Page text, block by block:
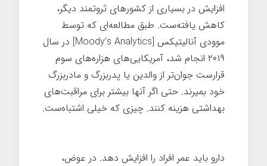
افزایش در بسیاری از کشورهای ثروتمند دیگر،
کاهش یافته‌ست. طبق مطالعه‌ای که توسط
موودی آنالیتیکس [Moody’s Analytics] در سال
۲۰۱۹ انجام شد، آمریکایی‌های هزاره‌های سوم
قرارست جوان‌تر از والدین یا پدربزرگ و مادربزرگ
خود بمیرند. حتی اگر آنها بیشتر برای مراقبت‌های
بهداشتی هزینه کنند. چیزی که خیلی اشتباه‌ست.
دارو باید عمر افراد را افزایش دهد. در عوض،